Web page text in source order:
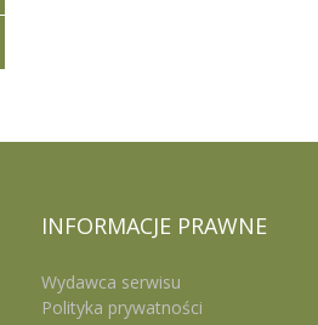
INFORMACJE PRAWNE
Wydawca serwisu
Polityka prywatności